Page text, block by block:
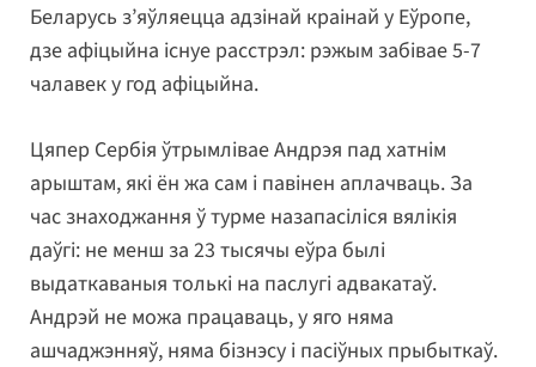
Беларусь з’яўляецца адзінай краінай у Еўропе,
дзе афіцыйна існуе расстрэл: рэжым забівае 5-7
чалавек у год афіцыйна.
Цяпер Сербія ўтрымлівае Андрэя пад хатнім
арыштам, які ён жа сам і павінен аплачваць. За
час знаходжання ў турме назапасіліся вялікія
даўгі: не менш за 23 тысячы еўра былі
выдаткаваныя толькі на паслугі адвакатаў.
Андрэй не можа працаваць, у яго няма
ашчаджэнняў, няма бізнэсу і пасіўных прыбыткаў.